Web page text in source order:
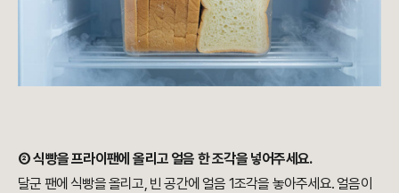
② 식빵을 프라이팬에 올리고 얼음 한 조각을 넣어주세요.
달군 팬에 식빵을 올리고, 빈 공간에 얼음 1조각을 놓아주세요. 얼음이